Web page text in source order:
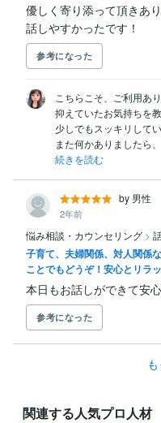
優しく寄り添って頂きあ
話しやすかったです！
参考になった
こちらこそ、ご利用あ
抑えていたお気持ちを
少しでもスッキリして
また何かありましたら
続きを読む
by 男性
2年前
悩み相談・カウンセリング >
子育て、夫婦関係、対人関係
ことでもどうぞ！安心とリラ
本日もお話しができて安
参考になった
関連する人気プロ人材